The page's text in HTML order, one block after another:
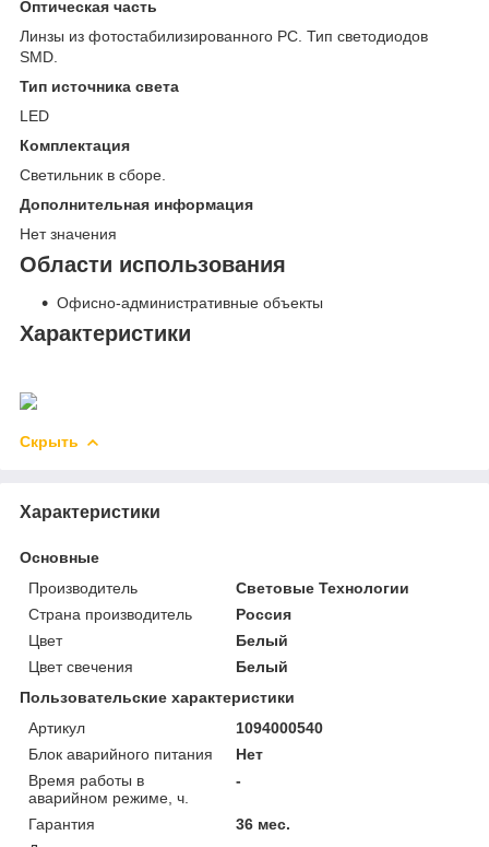
Оптическая часть
Линзы из фотостабилизированного PC. Тип светодиодов
SMD.
Тип источника света
LED
Комплектация
Светильник в сборе.
Дополнительная информация
Нет значения
Области использования
Офисно-административные объекты
Характеристики
Скрыть
Характеристики
Основные
Производитель
Световые Технологии
Страна производитель
Россия
Цвет
Белый
Цвет свечения
Белый
Пользовательские характеристики
Артикул
1094000540
Блок аварийного питания
Нет
Время работы в
аварийном режиме, ч.
-
Гарантия
36 мес.